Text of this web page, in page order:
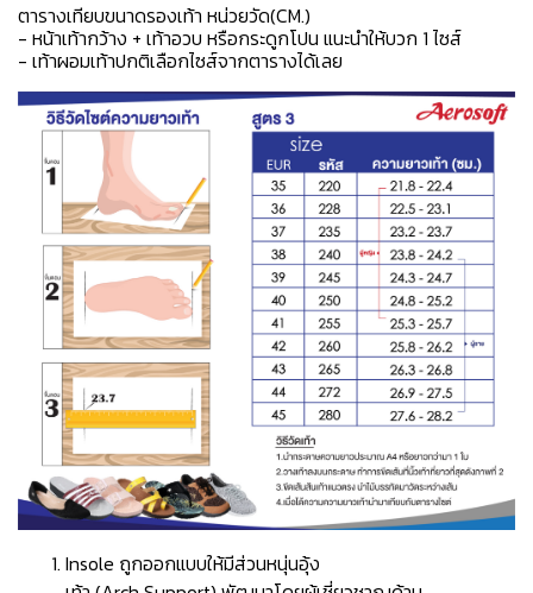
ตารางเทียบขนาดรองเท้า หน่วยวัด(CM.)
- หน้าเท้ากว้าง + เท้าอวบ หรือกระดูกโปน แนะนำให้บวก 1 ไซส์
- เท้าผอมเท้าปกติเลือกไซส์จากตารางได้เลย
Insole ถูกออกแบบให้มีส่วนหนุ่นอุ้ง